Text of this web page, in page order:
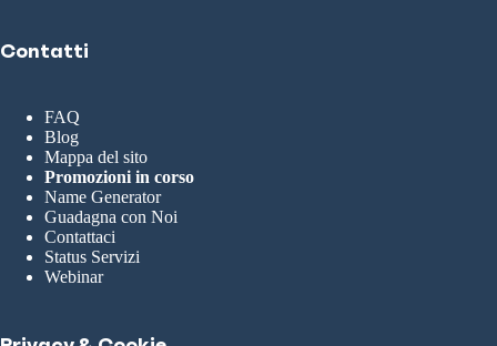
Contatti
FAQ
Blog
Mappa del sito
Promozioni in corso
Name Generator
Guadagna con Noi
Contattaci
Status Servizi
Webinar